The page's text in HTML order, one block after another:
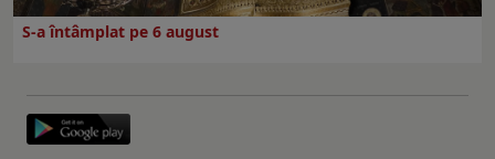
S-a întâmplat pe 6 august